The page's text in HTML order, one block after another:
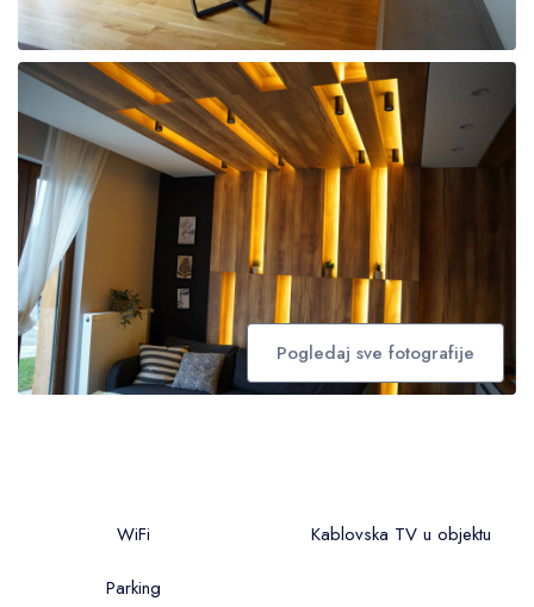
Pogledaj sve fotografije
WiFi Kablovska TV u objektu
Parking